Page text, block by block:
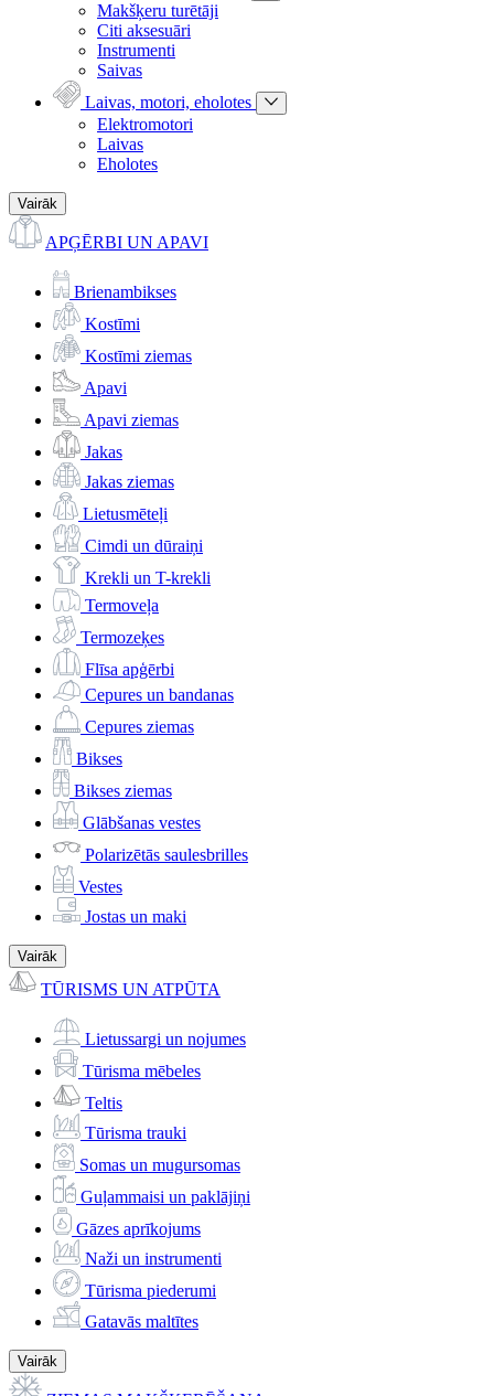
Makšķeru turētāji
Citi aksesuāri
Instrumenti
Saivas
Laivas, motori, eholotes
Elektromotori
Laivas
Eholotes
Vairāk
APĢĒRBI UN APAVI
Brienambikses
Kostīmi
Kostīmi ziemas
Apavi
Apavi ziemas
Jakas
Jakas ziemas
Lietusmēteļi
Cimdi un dūraiņi
Krekli un T-krekli
Termoveļa
Termozeķes
Flīsa apģērbi
Cepures un bandanas
Cepures ziemas
Bikses
Bikses ziemas
Glābšanas vestes
Polarizētās saulesbrilles
Vestes
Jostas un maki
Vairāk
TŪRISMS UN ATPŪTA
Lietussargi un nojumes
Tūrisma mēbeles
Teltis
Tūrisma trauki
Somas un mugursomas
Guļammaisi un paklājiņi
Gāzes aprīkojums
Naži un instrumenti
Tūrisma piederumi
Gatavās maltītes
Vairāk